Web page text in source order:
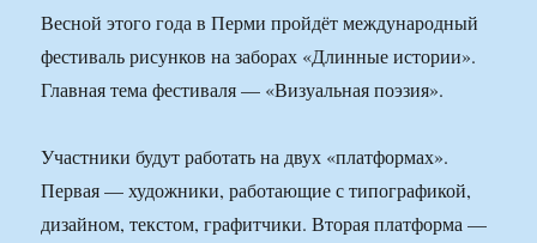
Весной этого года в Перми пройдёт международный
фестиваль рисунков на заборах «Длинные истории».
Главная тема фестиваля — «Визуальная поэзия».
Участники будут работать на двух «платформах».
Первая — художники, работающие с типографикой,
дизайном, текстом, графитчики. Вторая платформа —